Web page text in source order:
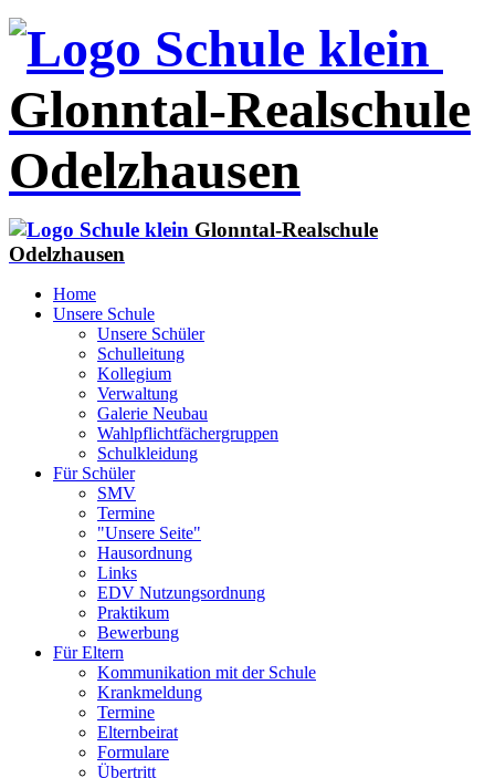
Glonntal-Realschule
Odelzhausen
Glonntal-Realschule
Odelzhausen
Home
Unsere Schule
Unsere Schüler
Schulleitung
Kollegium
Verwaltung
Galerie Neubau
Wahlpflichtfächergruppen
Schulkleidung
Für Schüler
SMV
Termine
"Unsere Seite"
Hausordnung
Links
EDV Nutzungsordnung
Praktikum
Bewerbung
Für Eltern
Kommunikation mit der Schule
Krankmeldung
Termine
Elternbeirat
Formulare
Übertritt